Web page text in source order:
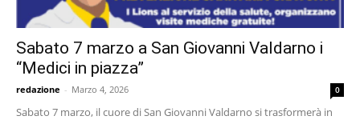
Sabato 7 marzo a San Giovanni Valdarno i
“Medici in piazza”
redazione - Marzo 4, 2026 0
Sabato 7 marzo, il cuore di San Giovanni Valdarno si trasformerà in